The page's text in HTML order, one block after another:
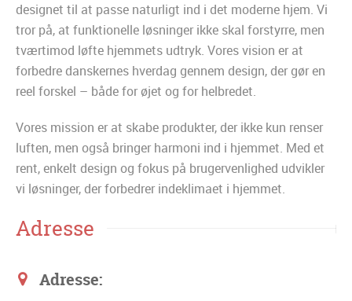
designet til at passe naturligt ind i det moderne hjem. Vi
tror på, at funktionelle løsninger ikke skal forstyrre, men
tværtimod løfte hjemmets udtryk. Vores vision er at
forbedre danskernes hverdag gennem design, der gør en
reel forskel – både for øjet og for helbredet.
Vores mission er at skabe produkter, der ikke kun renser
luften, men også bringer harmoni ind i hjemmet. Med et
rent, enkelt design og fokus på brugervenlighed udvikler
vi løsninger, der forbedrer indeklimaet i hjemmet.
Adresse
Adresse: